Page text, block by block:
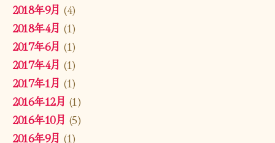
2018年9月 (4)
2018年4月 (1)
2017年6月 (1)
2017年4月 (1)
2017年1月 (1)
2016年12月 (1)
2016年10月 (5)
2016年9月 (1)